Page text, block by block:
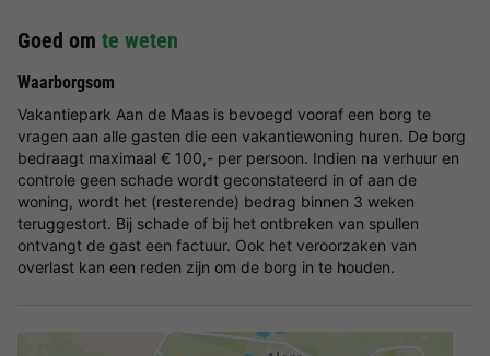
Goed om te weten
Waarborgsom
Vakantiepark Aan de Maas is bevoegd vooraf een borg te
vragen aan alle gasten die een vakantiewoning huren. De borg
bedraagt maximaal € 100,- per persoon. Indien na verhuur en
controle geen schade wordt geconstateerd in of aan de
woning, wordt het (resterende) bedrag binnen 3 weken
teruggestort. Bij schade of bij het ontbreken van spullen
ontvangt de gast een factuur. Ook het veroorzaken van
overlast kan een reden zijn om de borg in te houden.